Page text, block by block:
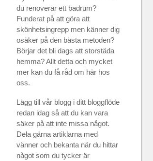
du renoverar ett badrum?
Funderat på att göra att
skönhetsingrepp men känner dig
osäker på den bästa metoden?
Börjar det bli dags att storstäda
hemma? Allt detta och mycket
mer kan du få råd om här hos
oss.
Lägg till vår blogg i ditt bloggflöde
redan idag så att du kan vara
säker på att inte missa något.
Dela gärna artiklarna med
vänner och bekanta när du hittar
något som du tycker är